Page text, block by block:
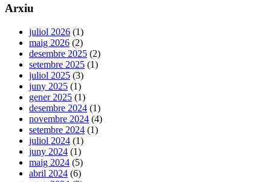
Arxiu
juliol 2026 (1)
maig 2026 (2)
desembre 2025 (2)
setembre 2025 (1)
juliol 2025 (3)
juny 2025 (1)
gener 2025 (1)
desembre 2024 (1)
novembre 2024 (4)
setembre 2024 (1)
juliol 2024 (1)
juny 2024 (1)
maig 2024 (5)
abril 2024 (6)